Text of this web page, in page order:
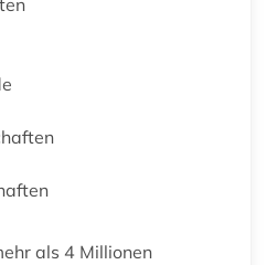
als 4 Millionen